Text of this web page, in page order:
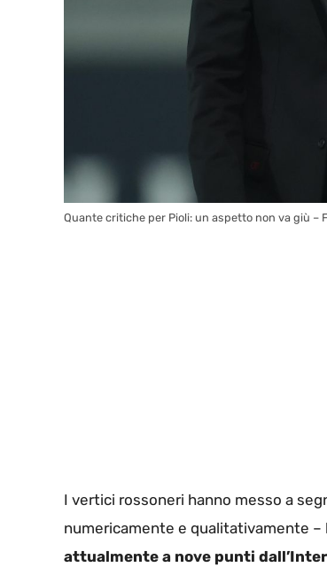
Quante critiche per Pioli: un aspetto non va giù –
I vertici rossoneri hanno messo a
numericamente e qualitativamente
attualmente a nove punti